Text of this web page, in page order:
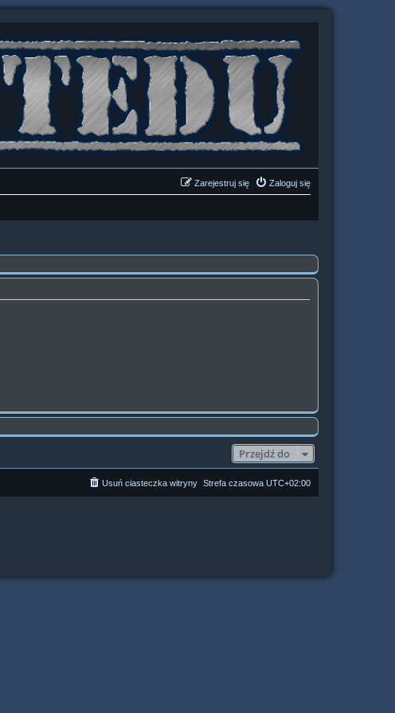
Zaloguj się
Zarejestruj się
Przejdź do
Strefa czasowa UTC+02:00
Usuń ciasteczka witryny